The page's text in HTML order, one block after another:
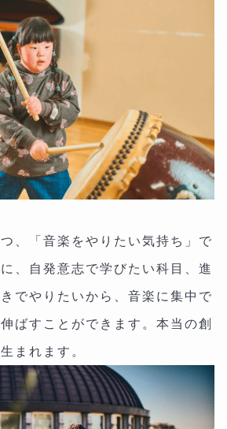
、「音楽をやりたい気持ち」で
、自発意志で学びたい科目、進
でやりたいから、音楽に集中で
ばすことができます。本当の創
まれます。